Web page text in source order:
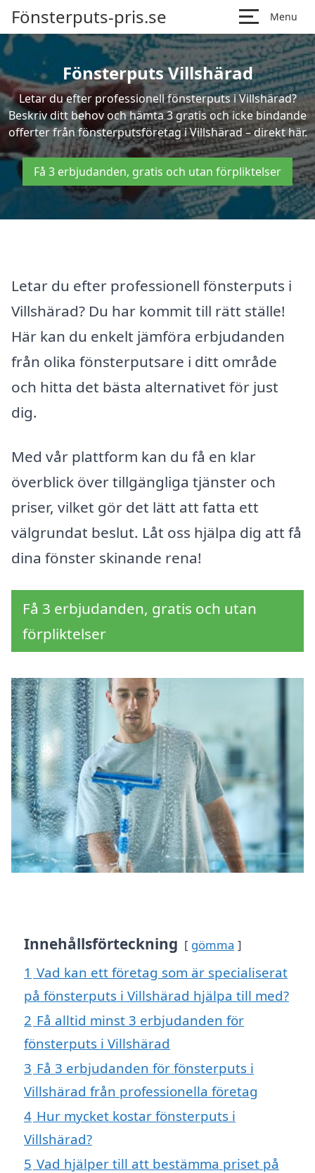
Fönsterputs-pris.se Menu
Fönsterputs Villshärad
Letar du efter professionell fönsterputs i Villshärad?
Beskriv ditt behov och hämta 3 gratis och icke bindande
offerter från fönsterputsföretag i Villshärad – direkt här.
Få 3 erbjudanden, gratis och utan förpliktelser
Letar du efter professionell fönsterputs i
Villshärad? Du har kommit till rätt ställe!
Här kan du enkelt jämföra erbjudanden
från olika fönsterputsare i ditt område
och hitta det bästa alternativet för just
dig.
Med vår plattform kan du få en klar
överblick över tillgängliga tjänster och
priser, vilket gör det lätt att fatta ett
välgrundat beslut. Låt oss hjälpa dig att få
dina fönster skinande rena!
Få 3 erbjudanden, gratis och utan
förpliktelser
Innehållsförteckning gömma
1 Vad kan ett företag som är specialiserat
på fönsterputs i Villshärad hjälpa till med?
2 Få alltid minst 3 erbjudanden för
fönsterputs i Villshärad
3 Få 3 erbjudanden för fönsterputs i
Villshärad från professionella företag
4 Hur mycket kostar fönsterputs i
Villshärad?
5 Vad hjälper till att bestämma priset på